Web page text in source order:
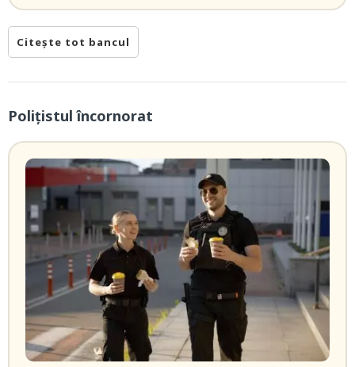
Citește tot bancul
Poliţistul încornorat